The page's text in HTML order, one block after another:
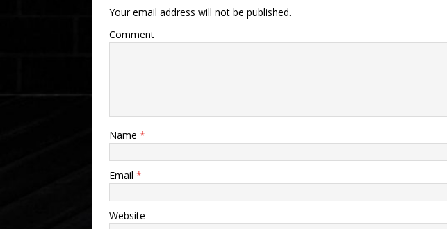
Your email address will not be published.
Comment
Name *
Email *
Website